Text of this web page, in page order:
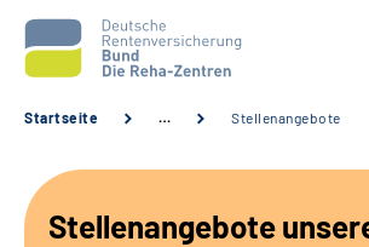
Unsere Kliniken
Startseite … Stellenangebote
Stellenangebote